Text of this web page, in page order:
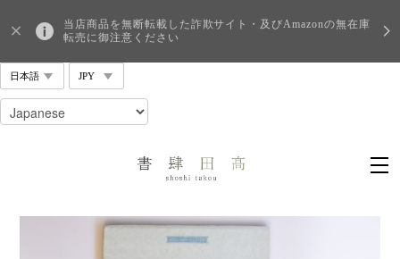
当店商品を無断転載した詐欺サイト・及びAmazonの無在庫
転売に御注意ください